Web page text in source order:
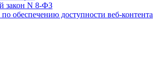
закон N 8-ФЗ
по обеспечению доступности веб-контента